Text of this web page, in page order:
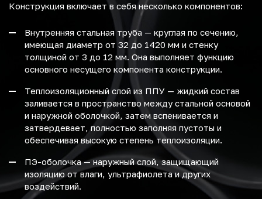
Конструкция включает в себя несколько компонентов:
Внутренняя стальная труба — круглая по сечению,
имеющая диаметр от 32 до 1420 мм и стенку
толщиной от 3 до 12 мм. Она выполняет функцию
основного несущего компонента конструкции.
Теплоизоляционный слой из ППУ — жидкий состав
заливается в пространство между стальной основой
и наружной оболочкой, затем вспенивается и
затвердевает, полностью заполняя пустоты и
обеспечивая высокую степень теплоизоляции.
ПЭ-оболочка — наружный слой, защищающий
изоляцию от влаги, ультрафиолета и других
воздействий.